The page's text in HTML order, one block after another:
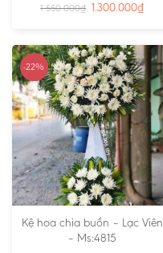
1.550.000₫ 1.300.000₫
-22%
Kệ hoa chia buồn – Lạc Viên
– Ms:4815